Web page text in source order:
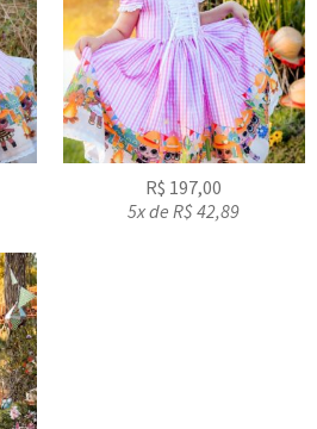
R$ 197,00
5x de R$42,89